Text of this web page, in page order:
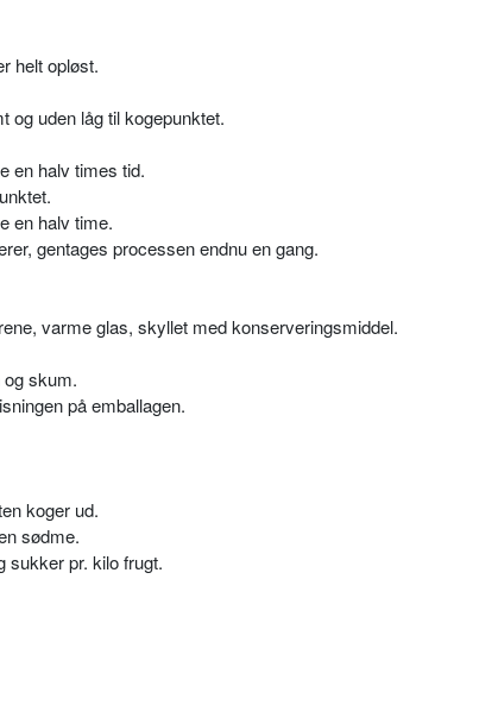
helt opløst.
og uden låg til kogepunktet.
en halv times tid.
en halv time.
gentages processen endnu en gang.
varme glas, skyllet med konserveringsmiddel.
og skum.
på emballagen.
koger ud.
sødme.
sukker pr. kilo frugt.